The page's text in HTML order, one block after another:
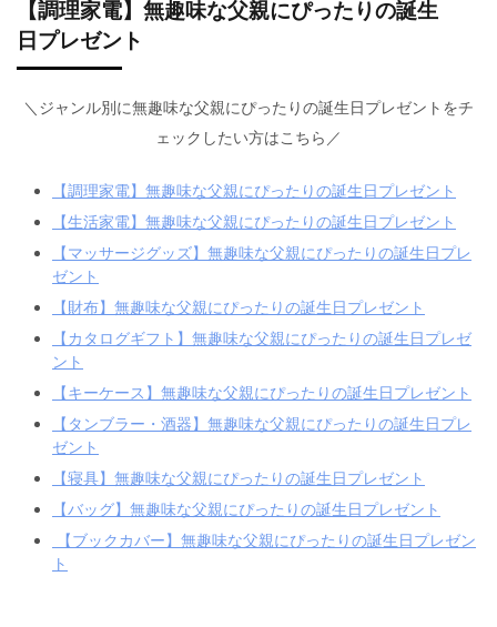
【調理家電】無趣味な父親にぴったりの誕生
日プレゼント
＼ジャンル別に無趣味な父親にぴったりの誕生日プレゼントをチ
ェックしたい方はこちら／
【調理家電】無趣味な父親にぴったりの誕生日プレゼント
【生活家電】無趣味な父親にぴったりの誕生日プレゼント
【マッサージグッズ】無趣味な父親にぴったりの誕生日プレ
ゼント
【財布】無趣味な父親にぴったりの誕生日プレゼント
【カタログギフト】無趣味な父親にぴったりの誕生日プレゼ
ント
【キーケース】無趣味な父親にぴったりの誕生日プレゼント
【タンブラー・酒器】無趣味な父親にぴったりの誕生日プレ
ゼント
【寝具】無趣味な父親にぴったりの誕生日プレゼント
【バッグ】無趣味な父親にぴったりの誕生日プレゼント
【ブックカバー】無趣味な父親にぴったりの誕生日プレゼン
ト